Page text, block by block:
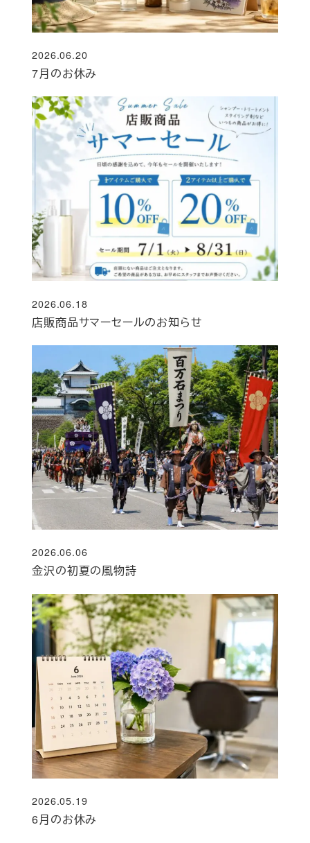
7月のお休み
投稿日
2026.06.20
店販商品サマーセールのお知らせ
投稿日
2026.06.18
金沢の初夏の風物詩
投稿日
2026.06.06
6月のお休み
投稿日
2026.05.19